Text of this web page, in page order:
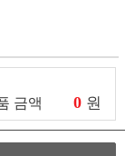
금액 0 원